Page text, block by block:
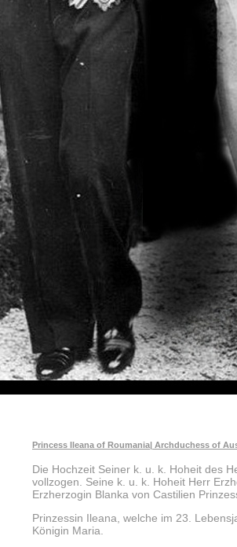
Princess Ileana of Roumania| Archduchess of
Die Hochzeit Seiner k. u. k. Hoheit des
vollzogen. Seine k. u. k. Hoheit Herr
Erzherzogin Blanka von Castilien
Prinzessin Ileana, welche im 23.
Königin Maria.